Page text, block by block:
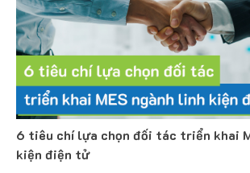
6 tiêu chí lựa chọn đối tác triển khai
kiện điện tử